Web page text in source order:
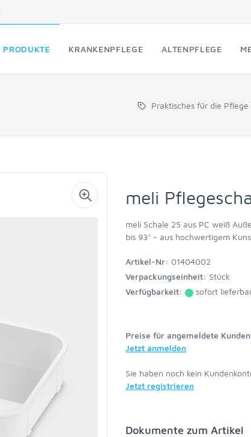
PRODUKTE KRANKENPFLEGE ALTENPFLEGE
Praktisches für die Pflege
meli
meli Schale 25 aus PC weiß
bis 93° - aus hochwertigem
Artikel-Nr: 01404002
Verpackungseinheit: Stück
Verfügbarkeit:
sofort
Preise für angemeldete
Jetzt anmelden
Sie haben noch kein
Jetzt registrieren
Dokumente zum Artikel